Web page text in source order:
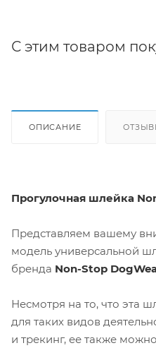
С этим товаром
ОПИСАНИЕ
Прогулочная шлейка
Представляем вашему
модель универсальной
бренда Non-Stop
Несмотря на то, что эта
для таких видов
и трекинг, ее также